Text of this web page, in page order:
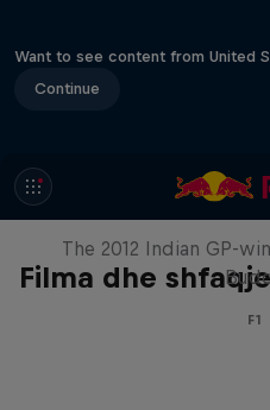
Want to see content from United
Continue
Filma dhe shfaqje
F1 Car
The 2012 Indian GP-
F1